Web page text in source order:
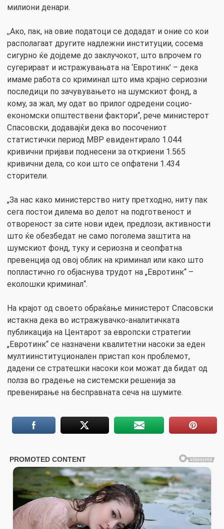
милиони денари.
,,Ако, пак, на овие податоци се додадат и оние со кои
располагаат другите надлежни институции, сосема
сигурно ќе дојдеме до заклучокот, што впрочем го
сугерираат и истражувањата на ‘Евротинк’ – дека
имаме работа со криминал што има крајно сериозни
последици по зачувувањето на шумскиот фонд, а
кому, за жал, му одат во прилог одредени социо-
економски општествени фактори“, рече министерот
Спасовски, додавајќи дека во посочениот
статистички период МВР евидентирало 1.044
кривични пријави поднесени за откриени 1.565
кривични дела, со кои што се опфатени 1.434
сторители.
„За нас како министерство ниту претходно, ниту пак
сега постои дилема во делот на подготвеност и
отвореност за сите нови идеи, предлози, активности
што ќе обезбедат не само поголема заштита на
шумскиот фонд, туку и сериозна и сеопфатна
превенција од овој облик на криминал или како што
попластично го објаснува трудот на „Евротинк“ –
еколошки криминал“.
На крајот од своето обраќање министерот Спасовски
истакна дека во истражувачко-аналитичката
публикација на Центарот за европски стратегии
„Евротинк“ се назначени квалитетни насоки за еден
мултиинституционален пристап кон проблемот,
дадени се стратешки насоки кои можат да бидат од
полза во градење на системски решенија за
превенирање на бесправната сеча на шумите.